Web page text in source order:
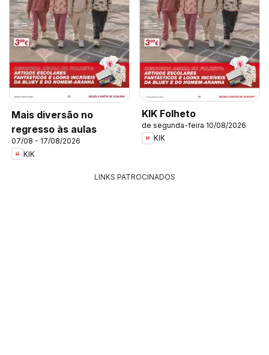
Mais diversão no
regresso às aulas
07/08 - 17/08/2026
KIK
KIK Folheto
de segunda-feira 10/08/2026
KIK
LINKS PATROCINADOS